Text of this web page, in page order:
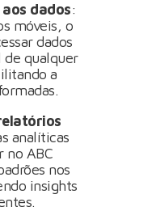
dados:
móveis, o
dados
de qualquer
a
analíticas
no ABC
nos
insights